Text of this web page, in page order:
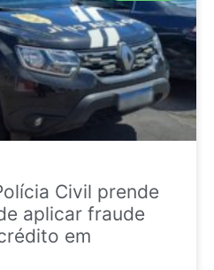
Civil prende
aplicar fraude
em